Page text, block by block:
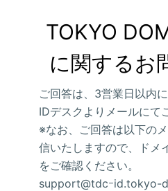
TOKYO
に関するお
ご回答は、3営業日以内
IDデスクよりメールにて
※なお、ご回答は以下の
信いたしますので、ドメ
をご確認ください。
support@tdcｰid.tokyo-